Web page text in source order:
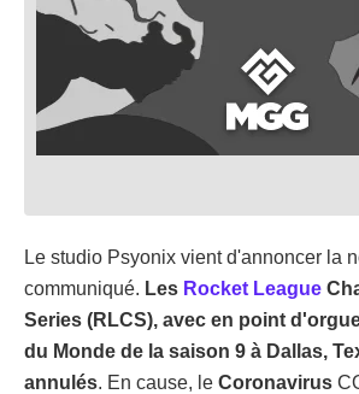
Le studio Psyonix vient d'annoncer la
communiqué. Les Rocket League
Series (RLCS), avec en point
du Monde de la saison 9 à Dallas,
annulés. En cause, le Coronavirus